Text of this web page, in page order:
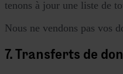
tenons à jour une liste de
Nous ne vendons pas vos
7. Transferts de